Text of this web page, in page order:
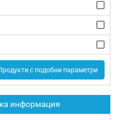
с подобни параметри
информация